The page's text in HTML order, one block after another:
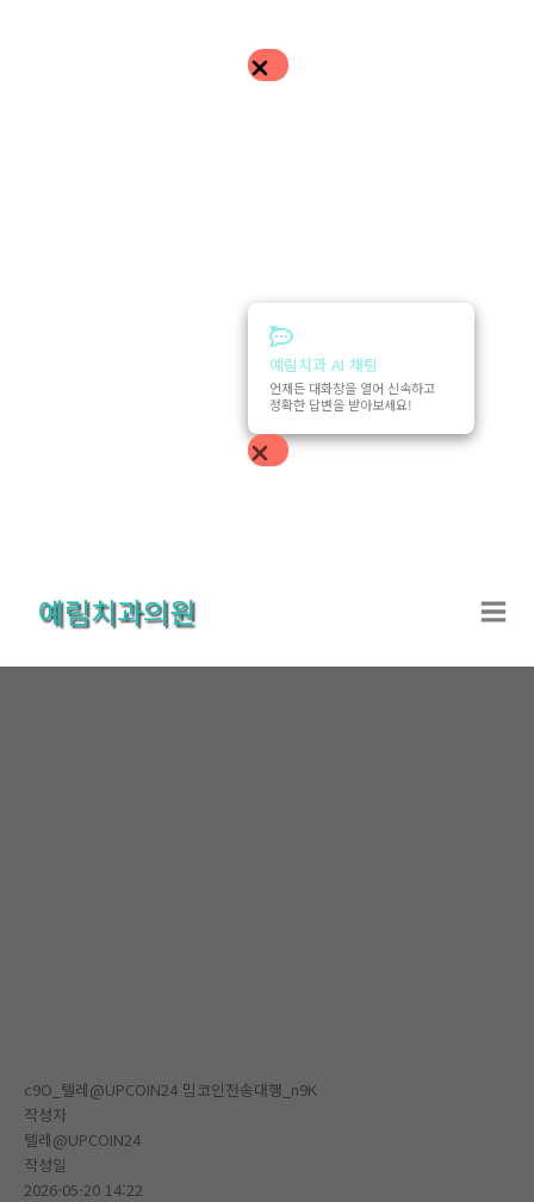
예림치과 AI 채팅
언제든 대화창을 열어 신속하고
정확한 답변을 받아보세요!
건
예림치과의원
c9O_텔레@UPCOIN24 밈코인전송대행_n9K
작성자
텔레@UPCOIN24
작성일
2026-05-20 14:22